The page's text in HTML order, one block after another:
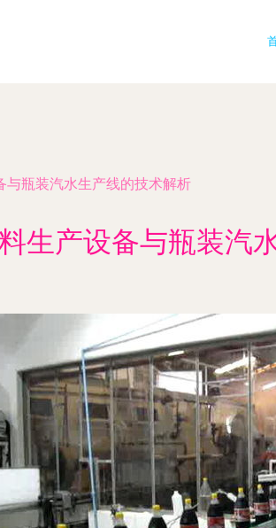
与瓶装汽水生产线的技术解析
生产设备与瓶装汽